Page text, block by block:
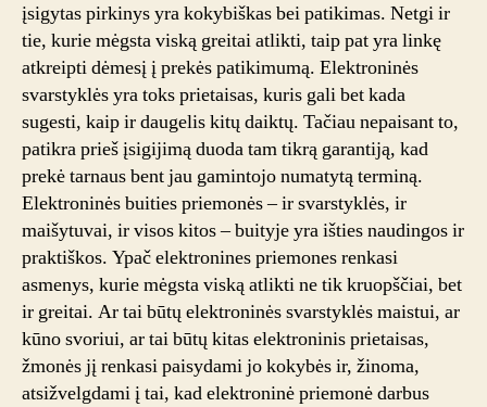
įsigytas pirkinys yra kokybiškas bei patikimas. Netgi ir
tie, kurie mėgsta viską greitai atlikti, taip pat yra linkę
atkreipti dėmesį į prekės patikimumą. Elektroninės
svarstyklės yra toks prietaisas, kuris gali bet kada
sugesti, kaip ir daugelis kitų daiktų. Tačiau nepaisant to,
patikra prieš įsigijimą duoda tam tikrą garantiją, kad
prekė tarnaus bent jau gamintojo numatytą terminą.
Elektroninės buities priemonės – ir svarstyklės, ir
maišytuvai, ir visos kitos – buityje yra išties naudingos ir
praktiškos. Ypač elektronines priemones renkasi
asmenys, kurie mėgsta viską atlikti ne tik kruopščiai, bet
ir greitai. Ar tai būtų elektroninės svarstyklės maistui, ar
kūno svoriui, ar tai būtų kitas elektroninis prietaisas,
žmonės jį renkasi paisydami jo kokybės ir, žinoma,
atsižvelgdami į tai, kad elektroninė priemonė darbus